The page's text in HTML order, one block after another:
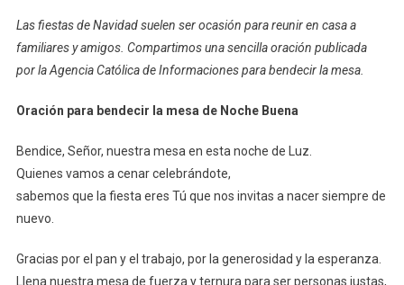
Para
Bendecir
La
En
Y
Navidad
Las fiestas de Navidad suelen ser ocasión para reunir en casa a
familiares y amigos. Compartimos una sencilla oración publicada
por la Agencia Católica de Informaciones para bendecir la mesa.
Oración para bendecir la mesa de Noche Buena
Bendice, Señor, nuestra mesa en esta noche de Luz.
Quienes vamos a cenar celebrándote,
sabemos que la fiesta eres Tú que nos invitas a nacer siempre de
nuevo.
Gracias por el pan y el trabajo, por la generosidad y la esperanza.
Llena nuestra mesa de fuerza y ternura para ser personas justas,